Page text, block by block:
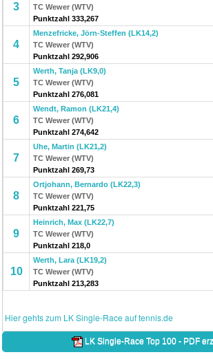
3
TC Wewer (WTV)
Punktzahl 333,267
4
Menzefricke, Jörn-Steffen (LK14,2)
TC Wewer (WTV)
Punktzahl 292,906
5
Werth, Tanja (LK9,0)
TC Wewer (WTV)
Punktzahl 276,081
6
Wendt, Ramon (LK21,4)
TC Wewer (WTV)
Punktzahl 274,642
7
Uhe, Martin (LK21,2)
TC Wewer (WTV)
Punktzahl 269,73
8
Ortjohann, Bernardo (LK22,3)
TC Wewer (WTV)
Punktzahl 221,75
9
Heinrich, Max (LK22,7)
TC Wewer (WTV)
Punktzahl 218,0
10
Werth, Lara (LK19,2)
TC Wewer (WTV)
Punktzahl 213,283
Hier gehts zum LK Single-Race auf tennis.de
LK Single-Race Top 100 - PDF